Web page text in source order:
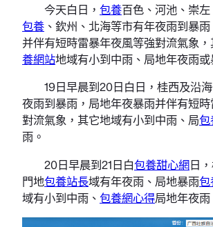
今天白日， 包養百色、河池、崇
包養 、欽州、北海等市有年夜雨到暴
并伴有短時雷暴年夜風等強對流氣象，
養網站地域有小到中雨、局地年夜雨或
19日早晨到20日白日，桂西及沿海
夜雨到暴雨，局地年夜暴雨并伴有短
對流氣象，其它地域有小到中雨、局包
雨。
20日早晨到21日白包養甜心網日
門地包養站長域有年夜雨、局地暴雨包
域有小到中雨、 包養網心得局地年夜雨